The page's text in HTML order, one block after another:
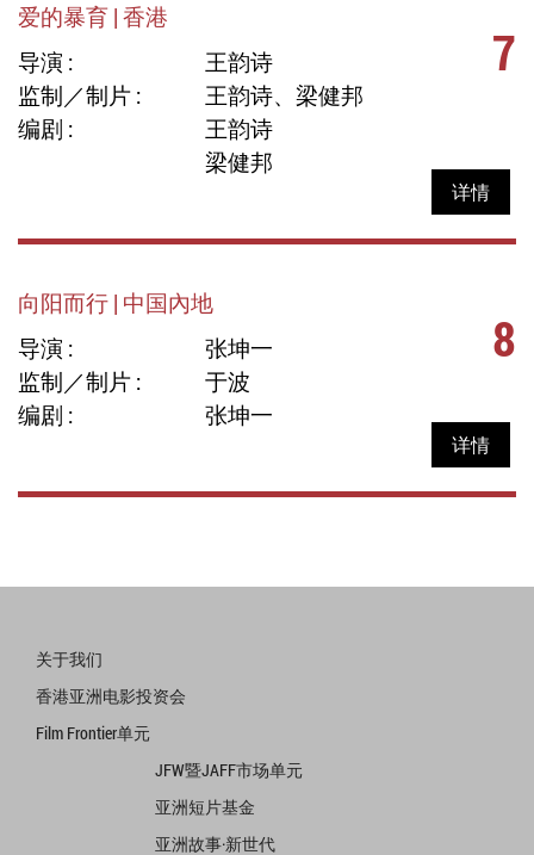
爱的暴育 | 香港
导演 :
王韵诗
监制／制片 :
王韵诗、梁健邦
编剧 :
王韵诗
梁健邦
7
详情
向阳而行 | 中国內地
导演 :
张坤一
监制／制片 :
于波
编剧 :
张坤一
8
详情
关于我们
香港亚洲电影投资会
Film Frontier单元
JFW暨JAFF市场单元
亚洲短片基金
亚洲故事·新世代